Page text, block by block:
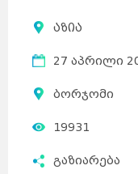
აზია
27 აპრილი
ბორჯომი
19931
გაზიარება